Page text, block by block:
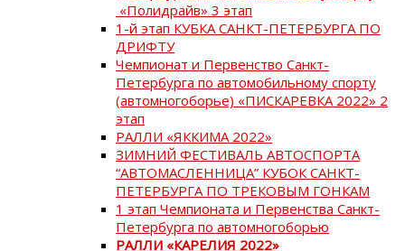
«Полидрайв» 3 этап
1-й этап КУБКА САНКТ-ПЕТЕРБУРГА ПО
ДРИФТУ
Чемпионат и Первенство Санкт-
Петербурга по автомобильному спорту
(автомногоборье) «ПИСКАРЕВКА 2022» 2
этап
РАЛЛИ «ЯККИМА 2022»
ЗИМНИЙ ФЕСТИВАЛЬ АВТОСПОРТА
“АВТОМАСЛЕННИЦА” КУБОК САНКТ-
ПЕТЕРБУРГА ПО ТРЕКОВЫМ ГОНКАМ
1 этап Чемпионата и Первенства Санкт-
Петербурга по автомногоборью
РАЛЛИ «КАРЕЛИЯ 2022»